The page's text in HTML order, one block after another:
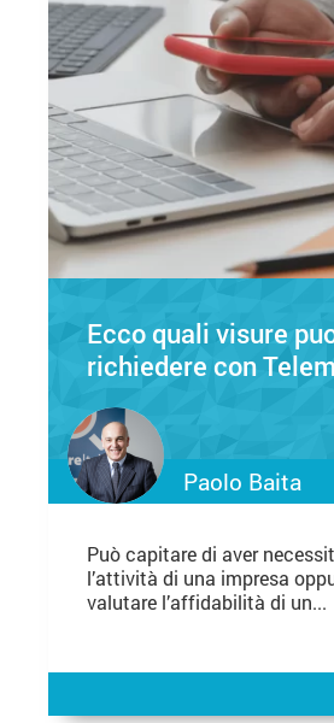
Ecco quali visure
richiedere con
Può capitare di aver
l’attività di una impresa
valutare l’affidabilità di un...
Paolo Baita